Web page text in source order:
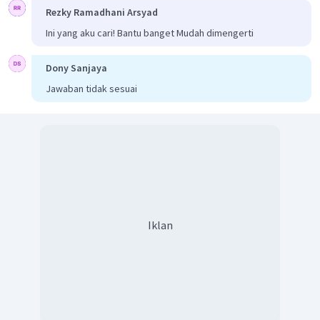
Rezky Ramadhani Arsyad
Ini yang aku cari! Bantu banget Mudah dimengerti
Dony Sanjaya
Jawaban tidak sesuai
Iklan